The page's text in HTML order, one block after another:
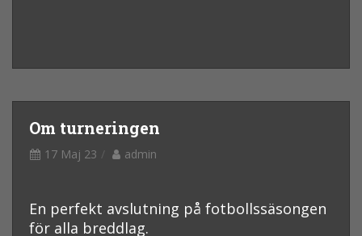
Om turneringen
17 Maj 23 admin
En perfekt avslutning på fotbollssäsongen
för alla breddlag.